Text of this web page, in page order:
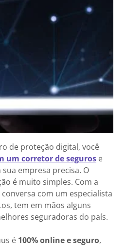
de proteção digital, você
um corretor de seguros e
empresa precisa. O
é muito simples. Com a
com um especialista
tem em mãos alguns
seguradoras do país.
é 100% online e seguro,